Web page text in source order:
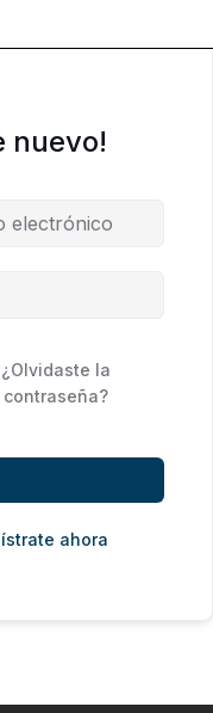
nuevo!
¿Olvidaste la
contraseña?
ahora